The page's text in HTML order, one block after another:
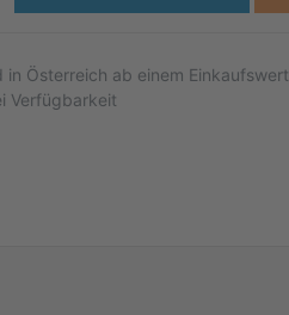
in Österreich ab einem
Verfügbarkeit